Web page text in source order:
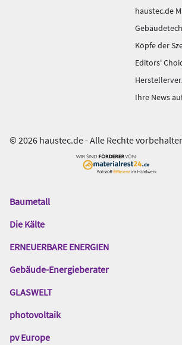
haustec.de
Köpfe der
Editors'
Ihre News
© 2026 haustec.de - Alle Rechte
Das
Gentner
Baumetall
Die Kälte
ERNEUERBARE ENERGIEN
Gebäude-Energieberater
GLASWELT
photovoltaik
pv Europe